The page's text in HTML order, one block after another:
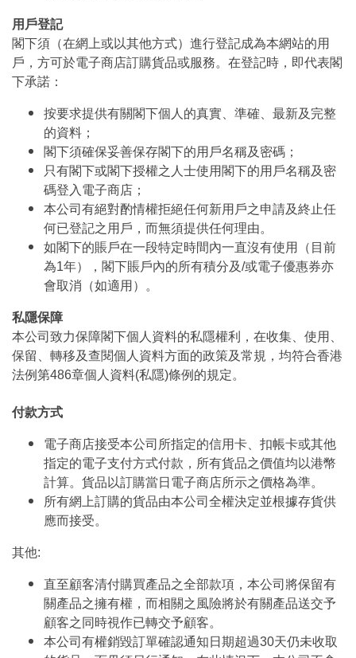
用戶登記
閣下須（在網上或以其他方式）進行登記成為本網站的用
戶，方可於電子商店訂購貨品或服務。在登記時，即代表閣
下承諾：
按要求提供有關閣下個人的真實、準確、最新及完整
的資料；
閣下須確保妥善保存閣下的用戶名稱及密碼；
只有閣下或閣下授權之人士使用閣下的用戶名稱及密
碼登入電子商店；
本公司有絕對酌情權拒絕任何新用戶之申請及終止任
何已登記之用戶，而無須提供任何理由。
如閣下的賬戶在一段特定時間內一直沒有使用（目前
為1年），閣下賬戶內的所有積分及/或電子優惠券亦
會取消（如適用）。
私隱保障
本公司致力保障閣下個人資料的私隱權利，在收集、使用、
保留、轉移及查閱個人資料方面的政策及常規，均符合香港
法例第486章個人資料(私隱)條例的規定。
付款方式
電子商店接受本公司所指定的信用卡、扣帳卡或其他
指定的電子支付方式付款，所有貨品之價值均以港幣
計算。貨品以訂購當日電子商店所示之價格為準。
所有網上訂購的貨品由本公司全權決定並根據存貨供
應而接受。
其他:
直至顧客清付購買產品之全部款項，本公司將保留有
關產品之擁有權，而相關之風險將於有關產品送交予
顧客之同時視作已轉交予顧客。
本公司有權銷毀訂單確認通知日期超過30天仍未收取